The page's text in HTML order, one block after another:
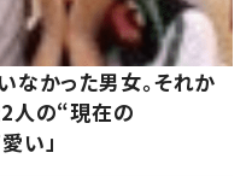
なかった男女。それか
人の“現在の
い」